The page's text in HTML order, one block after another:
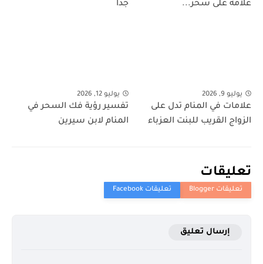
علامة على سحر... جدا
يوليو 9, 2026
علامات في المنام تدل على
الزواج القريب للبنت العزباء
يوليو 12, 2026
تفسير رؤية فك السحر في
المنام لابن سيرين
تعليقات
إرسال تعليق